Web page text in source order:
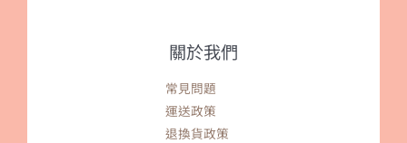
關於我們
常見問題
運送政策
退換貨政策